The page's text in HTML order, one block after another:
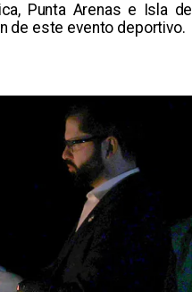
Punta Arenas e Isla de
de este evento deportivo.